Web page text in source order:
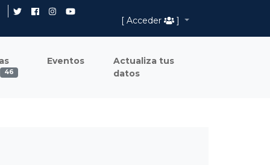
[ Acceder
]
46
Eventos
Actualiza tus
datos